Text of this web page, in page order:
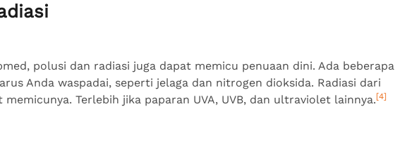
polusi dan radiasi juga dapat memicu penuaan dini. Ada beberapa
Anda waspadai, seperti jelaga dan nitrogen dioksida. Radiasi dari
Terlebih jika paparan UVA, UVB, dan ultraviolet lainnya.[4]